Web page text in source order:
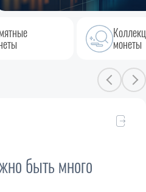
монеты
быть много